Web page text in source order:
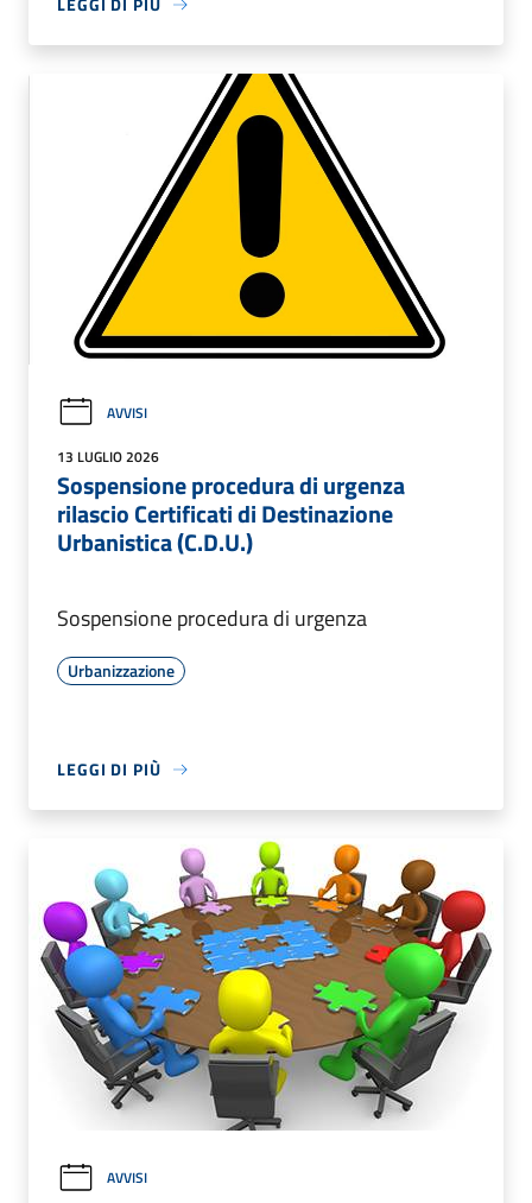
AVVISI
13 LUGLIO 2026
Sospensione procedura di urgenza
rilascio Certificati di Destinazione
Urbanistica (C.D.U.)
Sospensione procedura di urgenza
Urbanizzazione
LEGGI DI PIÙ
AVVISI